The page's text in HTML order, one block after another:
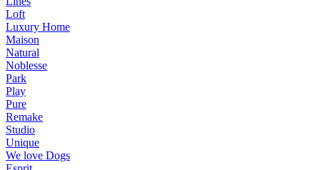
Loft
Luxury Home
Maison
Natural
Noblesse
Park
Play
Pure
Remake
Studio
Unique
We love Dogs